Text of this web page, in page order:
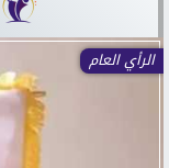
الرأي العام